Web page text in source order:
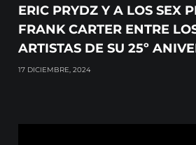
ERIC PRYDZ Y A LOS SEX
FRANK CARTER ENTRE
ARTISTAS DE SU 25º
17 DICIEMBRE, 2024